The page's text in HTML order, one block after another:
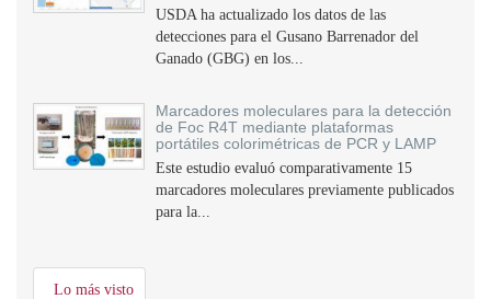
USDA ha actualizado los datos de las
detecciones para el Gusano Barrenador del
Ganado (GBG) en los...
Marcadores moleculares para la detección
de Foc R4T mediante plataformas
portátiles colorimétricas de PCR y LAMP
Este estudio evaluó comparativamente 15
marcadores moleculares previamente publicados
para la...
Lo más visto